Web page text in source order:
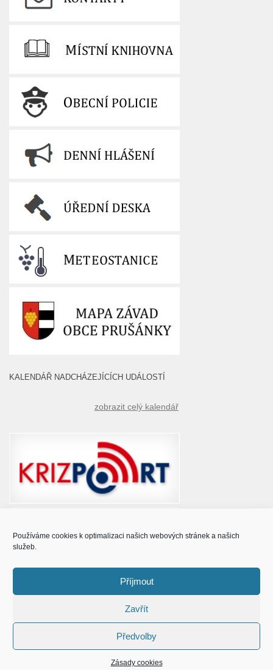
Používáme cookies k optimalizaci našich webových stránek a našich
služeb.
Příjmout
Zavřít
Předvolby
Zásady cookies
KALENDÁŘ NADCHÁZEJÍCÍCH UDÁLOSTÍ
zobrazit celý kalendář
© Obec Prušánky 2015 - 2023